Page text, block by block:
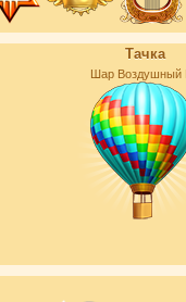
Тачка
Шар Воздушный